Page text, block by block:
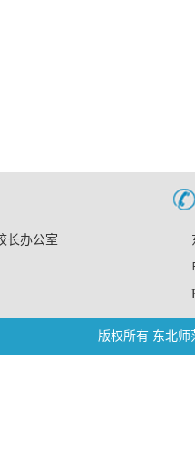
长办公室
版权所有 东北